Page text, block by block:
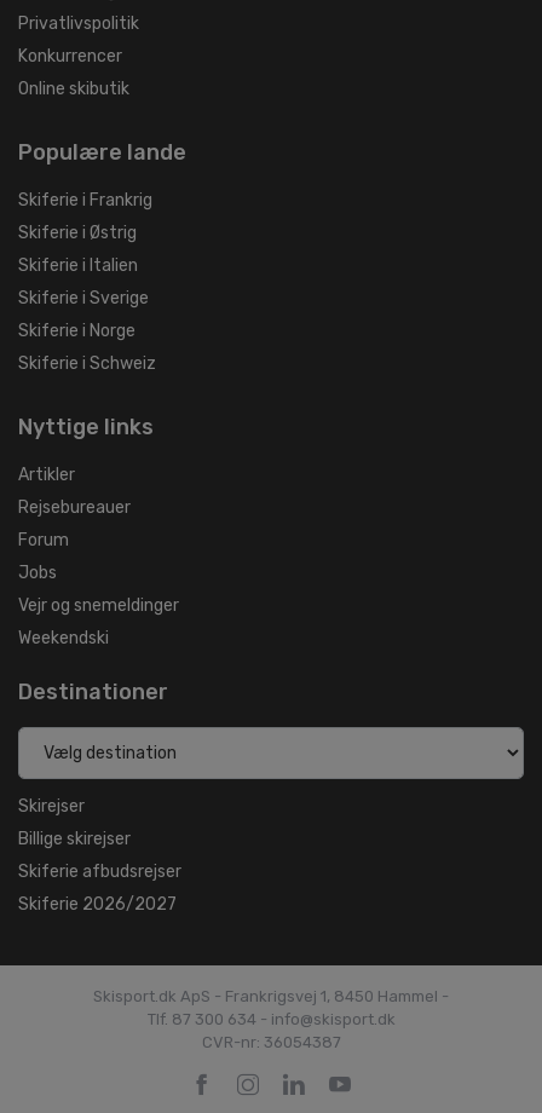
Privatlivspolitik
Konkurrencer
Online skibutik
Populære lande
Skiferie i Frankrig
Skiferie i Østrig
Skiferie i Italien
Skiferie i Sverige
Skiferie i Norge
Skiferie i Schweiz
Nyttige links
Artikler
Rejsebureauer
Forum
Jobs
Vejr og snemeldinger
Weekendski
Destinationer
Skirejser
Billige skirejser
Skiferie afbudsrejser
Skiferie 2026/2027
Skisport.dk ApS - Frankrigsvej 1, 8450 Hammel -
Tlf. 87 300 634 - info@skisport.dk
CVR-nr: 36054387